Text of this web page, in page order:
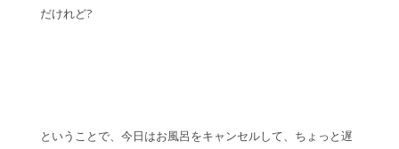
だけれど?
ということで、今日はお風呂をキャンセルして、ちょっと遅